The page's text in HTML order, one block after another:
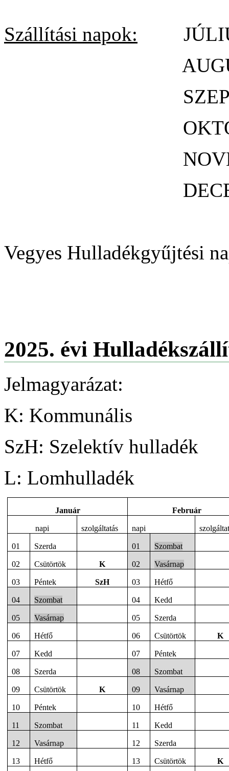
Szállítási napok:
Vegyes Hulladékgyűjtési
2025. évi
Jelmagyarázat:
K: Kommunális
SzH: Szelektív hulladék
L: Lomhulladék
Január Február
napi szolgáltatás napi
01 Szerda 01 Szombat
02 Csütörtök K 02 Vasárnap
03 Péntek SzH 03 Hétfő
04 Szombat 04 Kedd
05 Vasárnap 05 Szerda
06 Hétfő 06 Csütörtök K
07 Kedd 07 Péntek
08 Szerda 08 Szombat
09 Csütörtök K 09 Vasárnap
10 Péntek 10 Hétfő
11 Szombat 11 Kedd
12 Vasárnap 12 Szerda
13 Hétfő 13 Csütörtök K